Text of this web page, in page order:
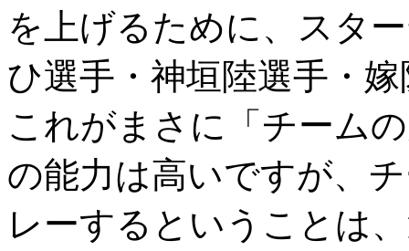
を上げるために、スタ
ひ選手・神垣陸選手・
これがまさに「チーム
の能力は高いですが、
レーするということは